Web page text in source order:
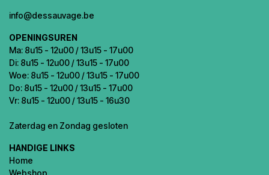
info@dessauvage.be
OPENINGSUREN
Ma: 8u15 - 12u00 / 13u15 - 17u00
Di: 8u15 - 12u00 / 13u15 - 17u00
Woe: 8u15 - 12u00 / 13u15 - 17u00
Do: 8u15 - 12u00 / 13u15 - 17u00
Vr: 8u15 - 12u00 / 13u15 - 16u30
Zaterdag en Zondag gesloten
HANDIGE LINKS
Home